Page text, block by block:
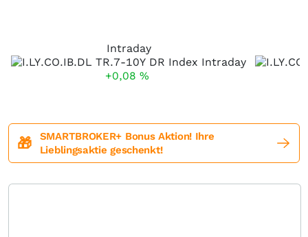
Intraday
+0,08 %
🎁
SMARTBROKER+ Bonus Aktion! Ihre
Lieblingsaktie geschenkt!